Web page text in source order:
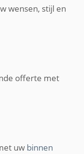
wensen, stijl en
offerte met
uw binnen